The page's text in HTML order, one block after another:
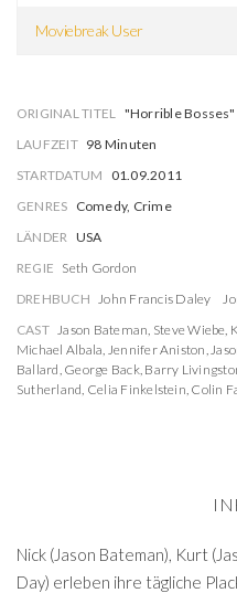
Moviebreak User
ORIGINAL TITEL "Horrible Bosses"
LAUFZEIT 98 Minuten
STARTDATUM
01.09.2011
GENRES Comedy, Crime
LÄNDER USA
REGIE Seth Gordon
DREHBUCH John Francis Daley
CAST Jason Bateman, Steve Wiebe,
Michael Albala, Jennifer Aniston,
Ballard, George Back, Barry
Sutherland, Celia Finkelstein, Colin
Nick (Jason Bateman), Kurt
Day) erleben ihre tägliche